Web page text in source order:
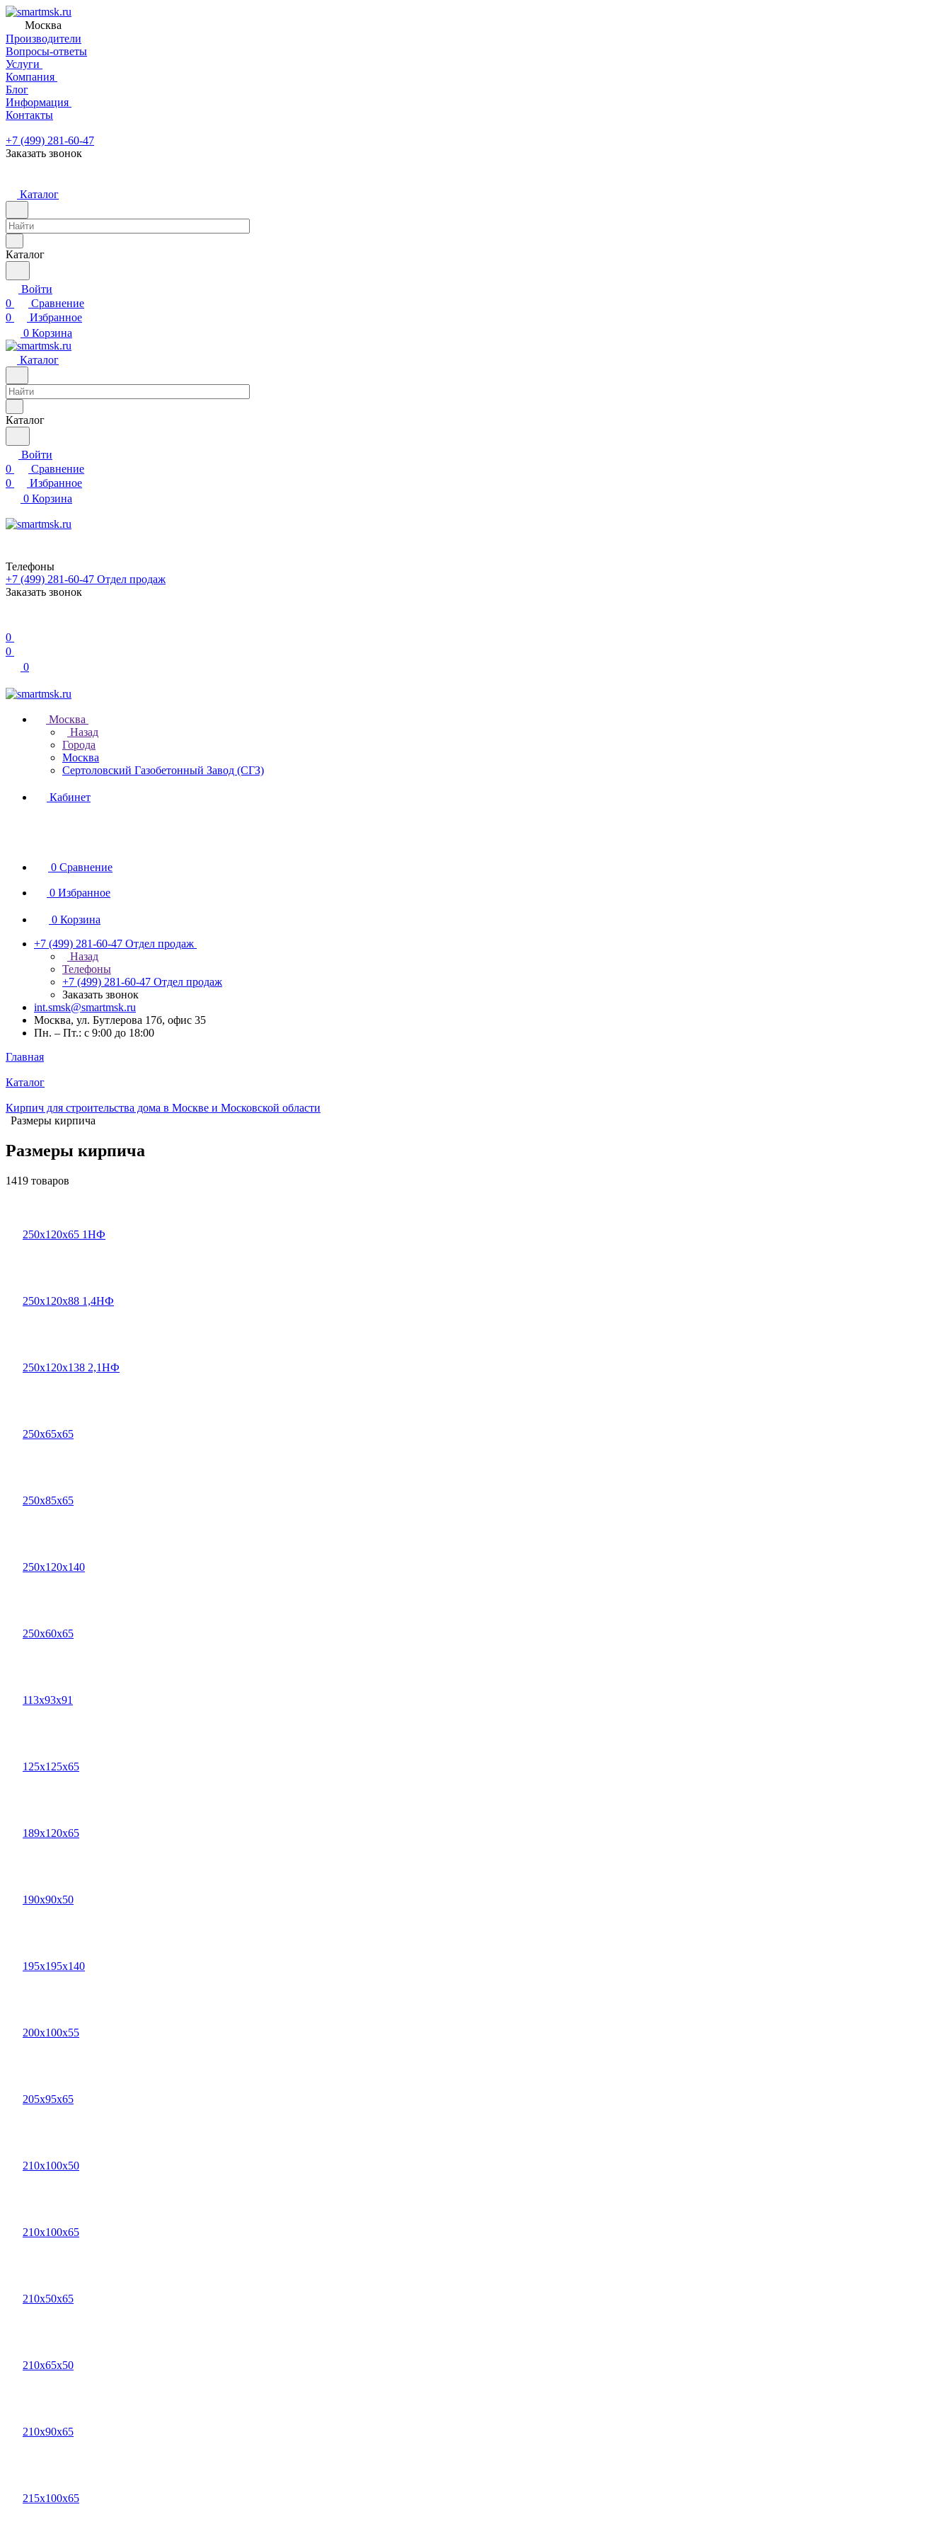
Москва
Производители
Вопросы-ответы
Услуги
Компания
Блог
Информация
Контакты
+7 (499) 281-60-47
Заказать звонок
Каталог
Каталог
Войти
0
Сравнение
0
Избранное
0 Корзина
Каталог
Каталог
Войти
0
Сравнение
0
Избранное
0 Корзина
Телефоны
+7 (499) 281-60-47 Отдел продаж
Заказать звонок
0
0
0
Москва
Назад
Города
Москва
Сертоловский Газобетонный Завод (СГЗ)
Кабинет
0 Сравнение
0 Избранное
0 Корзина
+7 (499) 281-60-47 Отдел продаж
Назад
Телефоны
+7 (499) 281-60-47 Отдел продаж
Заказать звонок
int.smsk@smartmsk.ru
Москва, ул. Бутлерова 17б, офис 35
Пн. – Пт.: с 9:00 до 18:00
Главная
Каталог
Кирпич для строительства дома в Москве и Московской области
Размеры кирпича
Размеры кирпича
1419 товаров
250х120х65 1НФ
250х120х88 1,4НФ
250х120х138 2,1НФ
250х65х65
250х85х65
250х120х140
250х60х65
113х93х91
125х125х65
189х120х65
190х90х50
195х195х140
200х100х55
205х95х65
210х100х50
210х100х65
210х50х65
210х65х50
210х90х65
215х100х65